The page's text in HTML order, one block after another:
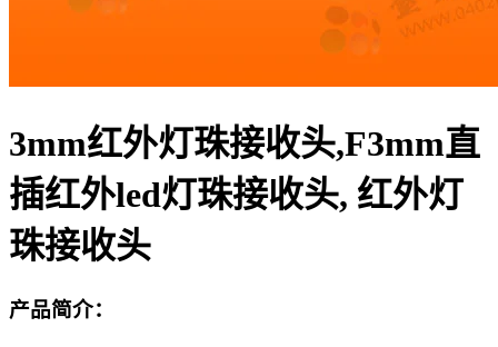
3mm红外灯珠接收头,F3mm直
插红外led灯珠接收头, 红外灯
珠接收头
产品简介：